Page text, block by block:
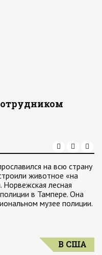
на всю страну
животное «на
Норвежская лесная
в Тампере. Она
музее полиции.
В США